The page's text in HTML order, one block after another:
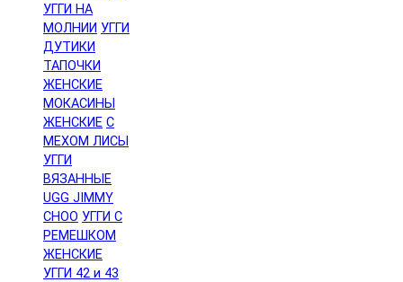
УГГИ НА
МОЛНИИ УГГИ
ДУТИКИ
ТАПОЧКИ
ЖЕНСКИЕ
МОКАСИНЫ
ЖЕНСКИЕ С
МЕХОМ ЛИСЫ
УГГИ
ВЯЗАННЫЕ
UGG JIMMY
CHOO УГГИ С
РЕМЕШКОМ
ЖЕНСКИЕ
УГГИ 42 и 43